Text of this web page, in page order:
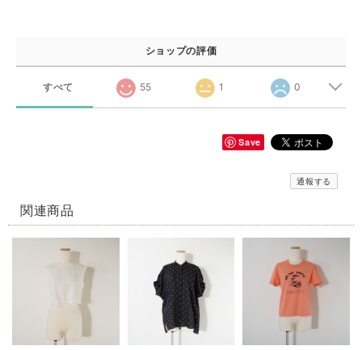
ショップの評価
すべて 55 1 0
Save
通報する
関連商品